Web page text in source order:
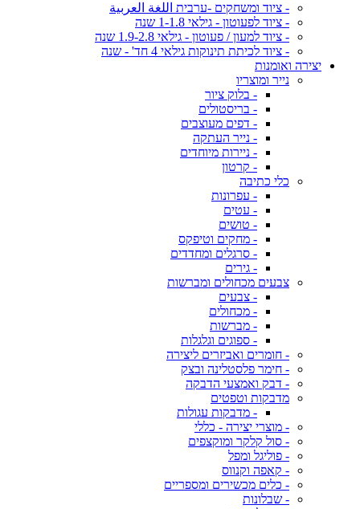
- ציוד ומשחקים -ערבית اللغة العربية
- ציוד לפעוטון - גילאי 1-1.8 שנה
- ציוד למעון / פעוטון - גילאי 1.9-2.8 שנה
- ציוד לכיתת תינוקות גילאי 4 חד' - שנה
יצירה ואומנות
נייר ומוצריו
- בלוק ציור
- בריסטולים
- דפים מעוצבים
- נייר העתקה
- ניירות מיוחדים
- קרטון
כלי כתיבה
- עפרונות
- עטים
- טושים
- מחקים וטיפקס
- סרגלים ומחדדים
- גירים
צבעים מכחולים ומברשות
- צבעים
- מכחולים
- מברשות
- ספוגים וגלגלות
- חומרים ואביזרים ליצירה
- חימר פלסטלינה ובצק
- דבק ואמצעי הדבקה
מדבקות וטפטים
- מדבקות עגולות
- מוצרי יצירה - כללי
- סול קלקר ומוקצפים
- פוליגל ומפל
- קאפה וקנווס
- כלים מכשירים ומספריים
- שבלונות